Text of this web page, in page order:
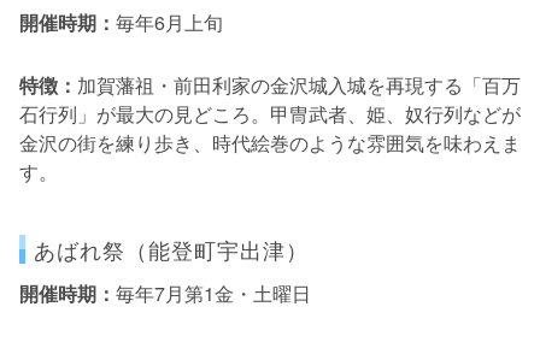
開催時期： 毎年6月上旬
特徴： 加賀藩祖・前田利家の金沢城入城を再現する「百万
石行列」が最大の見どころ。甲冑武者、姫、奴行列などが
金沢の街を練り歩き、時代絵巻のような雰囲気を味わえま
す。
あばれ祭（能登町宇出津）
開催時期： 毎年7月第1金・土曜日